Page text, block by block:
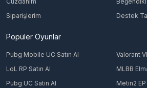
Siparişlerim
Destek
Popüler Oyunlar
Pubg Mobile UC Satın Al
Valorant
LoL RP Satın Al
MLBB
Pubg UC Satın Al
Metin2 EP